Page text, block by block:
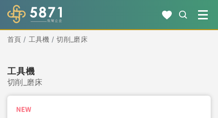
首頁 工具機 切削_磨床
工具機
切削_磨床